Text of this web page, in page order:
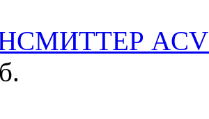
ACV